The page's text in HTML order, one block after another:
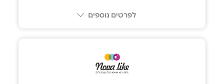
לפרטים נוספים